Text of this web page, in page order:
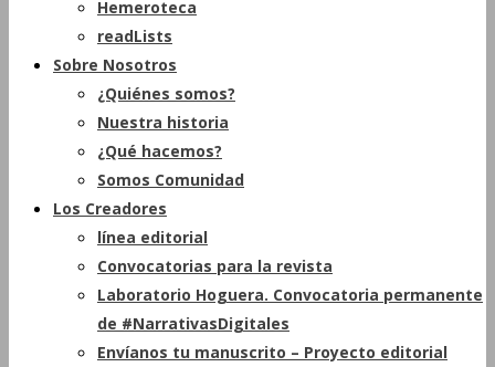
Hemeroteca
readLists
Sobre Nosotros
¿Quiénes somos?
Nuestra historia
¿Qué hacemos?
Somos Comunidad
Los Creadores
línea editorial
Convocatorias para la revista
Laboratorio Hoguera. Convocatoria permanente
de #NarrativasDigitales
Envíanos tu manuscrito – Proyecto editorial